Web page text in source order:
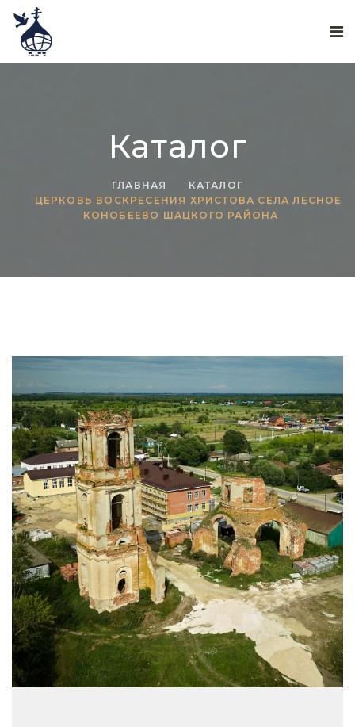
Каталог
ГЛАВНАЯ
КАТАЛОГ
ЦЕРКОВЬ ВОСКРЕСЕНИЯ ХРИСТОВА СЕЛА ЛЕСНОЕ
КОНОБЕЕВО ШАЦКОГО РАЙОНА